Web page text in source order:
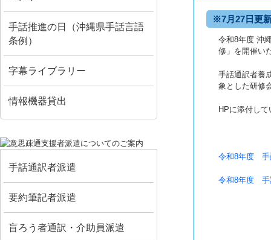
※7月27日更
令和8年度 沖
修」を開催い
手話通訳者養
象とした研修
HPに添付し
令和8年度 手
令和8年度 手
手話推進の日（沖縄県手話言語
条例）
字幕ライブラリー
情報機器貸出
手話通訳者派遣
要約筆記者派遣
盲ろう者通訳・介助員派遣